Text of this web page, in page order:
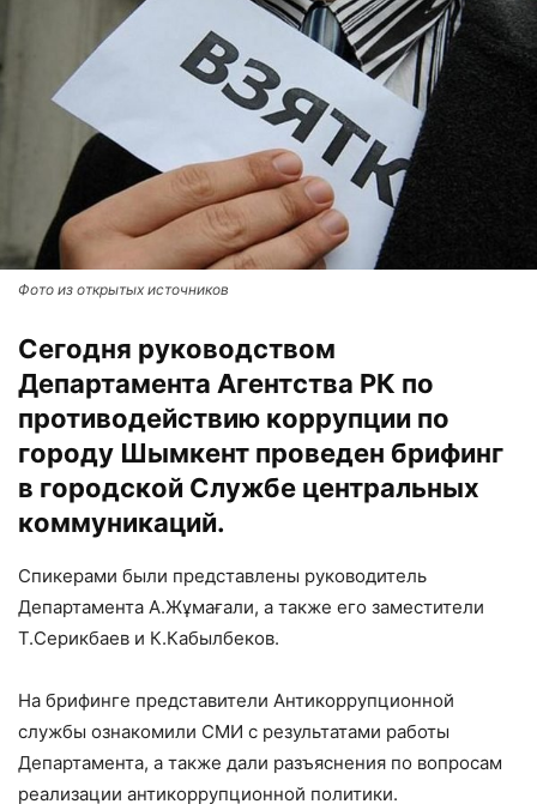
Фото из открытых источников
Сегодня руководством
Департамента Агентства РК по
противодействию коррупции по
городу Шымкент проведен брифинг
в городской Службе центральных
коммуникаций.
Спикерами были представлены руководитель
Департамента А.Жұмағали, а также его заместители
Т.Серикбаев и К.Кабылбеков.
На брифинге представители Антикоррупционной
службы ознакомили СМИ с результатами работы
Департамента, а также дали разъяснения по вопросам
реализации антикоррупционной политики.